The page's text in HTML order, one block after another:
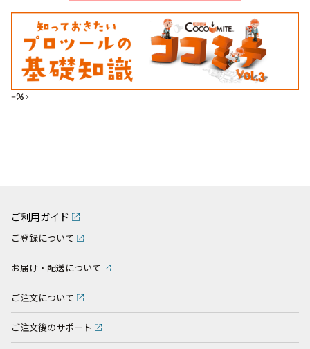
--%>
ご利用ガイド
ご登録について
お届け・配送について
ご注文について
ご注文後のサポート